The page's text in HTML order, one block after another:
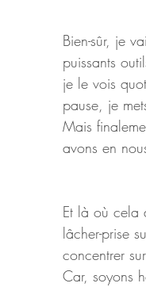
Bien-sûr, je
puissants
je le vois
pause, je
Mais
avons en
Et là où cela
lâcher-prise
concentrer
Car, soyons